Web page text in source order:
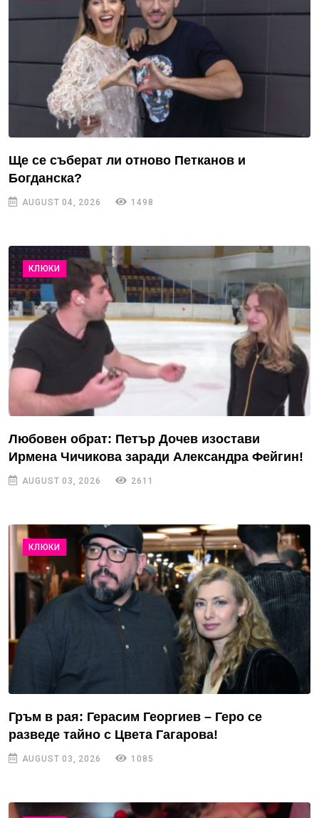
Ще се съберат ли отново Петканов и
Богданска?
AUGUST 04, 2026 1498
КЛЮКИ
Любовен обрат: Петър Дочев изостави
Ирмена Чичикова заради Александра Фейгин!
AUGUST 03, 2026 2611
КЛЮКИ
Гръм в рая: Герасим Георгиев – Геро се
разведе тайно с Цвета Гагарова!
AUGUST 03, 2026 1085